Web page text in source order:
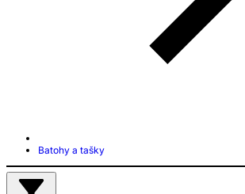
Batohy a tašky